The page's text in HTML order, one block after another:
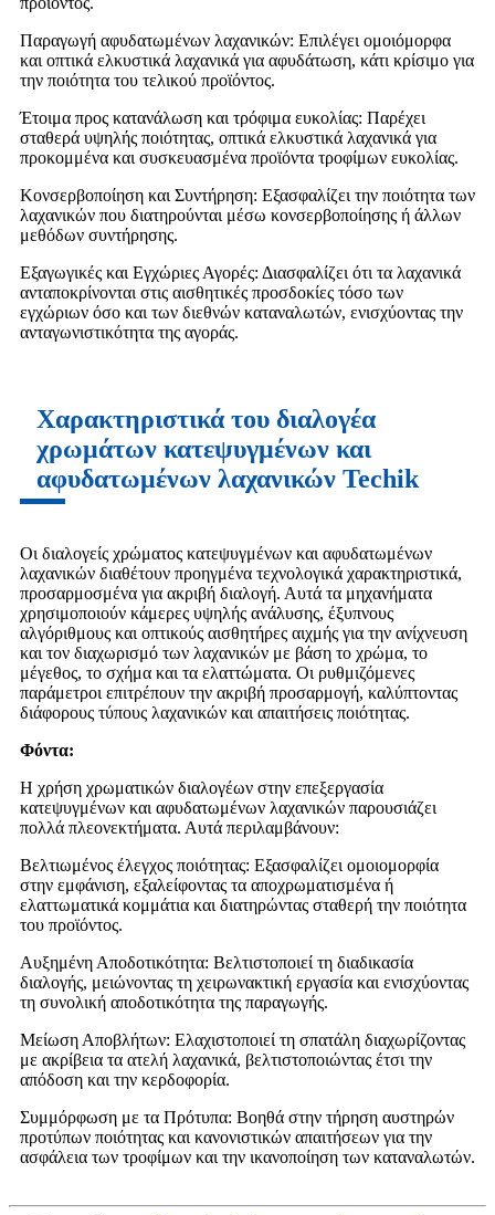
Παραγωγή αφυδατωμένων λαχανικών: Επιλέγει ομοιόμορφα
και οπτικά ελκυστικά λαχανικά για αφυδάτωση, κάτι κρίσιμο για
την ποιότητα του τελικού προϊόντος.
Έτοιμα προς κατανάλωση και τρόφιμα ευκολίας: Παρέχει
σταθερά υψηλής ποιότητας, οπτικά ελκυστικά λαχανικά για
προκομμένα και συσκευασμένα προϊόντα τροφίμων ευκολίας.
Κονσερβοποίηση και Συντήρηση: Εξασφαλίζει την ποιότητα των
λαχανικών που διατηρούνται μέσω κονσερβοποίησης ή άλλων
μεθόδων συντήρησης.
Εξαγωγικές και Εγχώριες Αγορές: Διασφαλίζει ότι τα λαχανικά
ανταποκρίνονται στις αισθητικές προσδοκίες τόσο των
εγχώριων όσο και των διεθνών καταναλωτών, ενισχύοντας την
ανταγωνιστικότητα της αγοράς.
Χαρακτηριστικά του διαλογέα
χρωμάτων κατεψυγμένων και
αφυδατωμένων λαχανικών Techik
Οι διαλογείς χρώματος κατεψυγμένων και αφυδατωμένων
λαχανικών διαθέτουν προηγμένα τεχνολογικά χαρακτηριστικά,
προσαρμοσμένα για ακριβή διαλογή. Αυτά τα μηχανήματα
χρησιμοποιούν κάμερες υψηλής ανάλυσης, έξυπνους
αλγόριθμους και οπτικούς αισθητήρες αιχμής για την ανίχνευση
και τον διαχωρισμό των λαχανικών με βάση το χρώμα, το
μέγεθος, το σχήμα και τα ελαττώματα. Οι ρυθμιζόμενες
παράμετροι επιτρέπουν την ακριβή προσαρμογή, καλύπτοντας
διάφορους τύπους λαχανικών και απαιτήσεις ποιότητας.
Φόντα:
Η χρήση χρωματικών διαλογέων στην επεξεργασία
κατεψυγμένων και αφυδατωμένων λαχανικών παρουσιάζει
πολλά πλεονεκτήματα. Αυτά περιλαμβάνουν:
Βελτιωμένος έλεγχος ποιότητας: Εξασφαλίζει ομοιομορφία
στην εμφάνιση, εξαλείφοντας τα αποχρωματισμένα ή
ελαττωματικά κομμάτια και διατηρώντας σταθερή την ποιότητα
του προϊόντος.
Αυξημένη Αποδοτικότητα: Βελτιστοποιεί τη διαδικασία
διαλογής, μειώνοντας τη χειρωνακτική εργασία και ενισχύοντας
τη συνολική αποδοτικότητα της παραγωγής.
Μείωση Αποβλήτων: Ελαχιστοποιεί τη σπατάλη διαχωρίζοντας
με ακρίβεια τα ατελή λαχανικά, βελτιστοποιώντας έτσι την
απόδοση και την κερδοφορία.
Συμμόρφωση με τα Πρότυπα: Βοηθά στην τήρηση αυστηρών
προτύπων ποιότητας και κανονιστικών απαιτήσεων για την
ασφάλεια των τροφίμων και την ικανοποίηση των καταναλωτών.